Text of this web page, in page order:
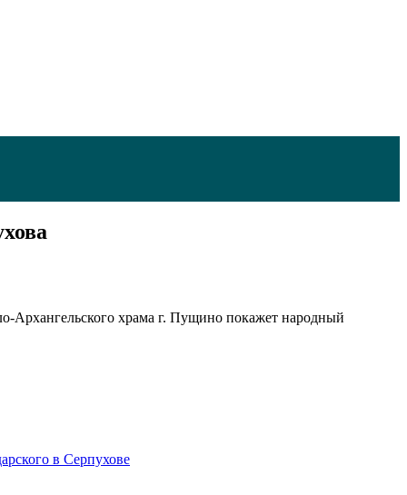
Архангельского храма г. Пущино покажет народный
в Серпухове